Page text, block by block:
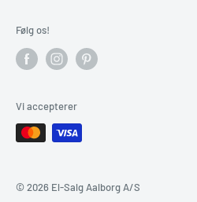
Følg os!
Vi accepterer
© 2026 El-Salg Aalborg A/S